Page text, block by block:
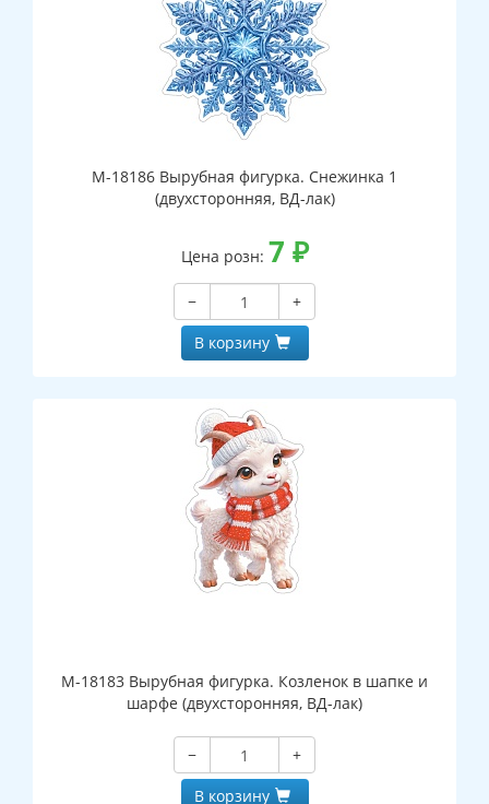
М-18186 Вырубная фигурка. Снежинка 1
(двухсторонняя, ВД-лак)
Цена розн: 7 ₽
−
+
В корзину
М-18183 Вырубная фигурка. Козленок в шапке и
шарфе (двухсторонняя, ВД-лак)
−
+
В корзину